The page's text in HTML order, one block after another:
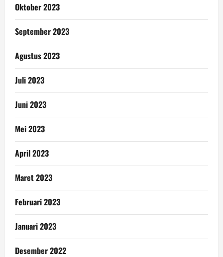
Oktober 2023
September 2023
Agustus 2023
Juli 2023
Juni 2023
Mei 2023
April 2023
Maret 2023
Februari 2023
Januari 2023
Desember 2022